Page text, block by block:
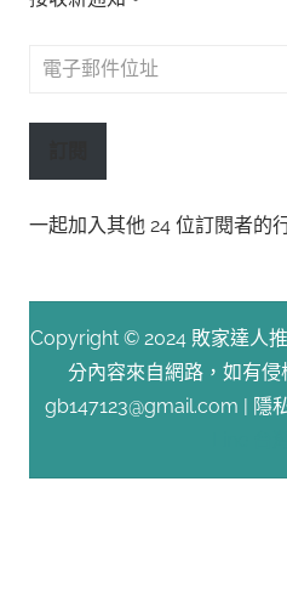
電
郵
址
一起加入其他 24 位訂閱者的
Copyright © 2024 敗家達人
分內容來自網路，如有
gb147123@gmail.com |
隱